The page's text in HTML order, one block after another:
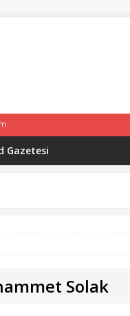
Gazetesi
Solak